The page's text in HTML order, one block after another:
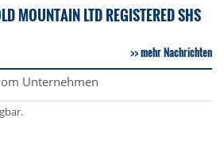
MOUNTAIN LTD REGISTERED SHS
mehr Nachrichten
Unternehmen